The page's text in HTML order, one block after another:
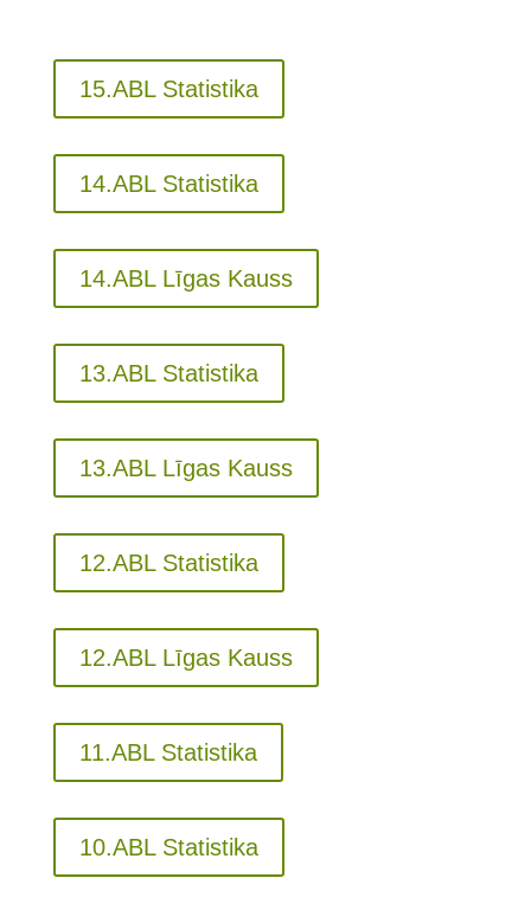
15.ABL Statistika
14.ABL Statistika
14.ABL Līgas Kauss
13.ABL Statistika
13.ABL Līgas Kauss
12.ABL Statistika
12.ABL Līgas Kauss
11.ABL Statistika
10.ABL Statistika